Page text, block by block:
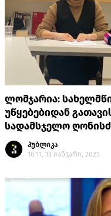
ლომჯარია:
უწყებებიდან
სადამსჯელო
პუბლიკა
16:11, 13 იანვარი, 2025